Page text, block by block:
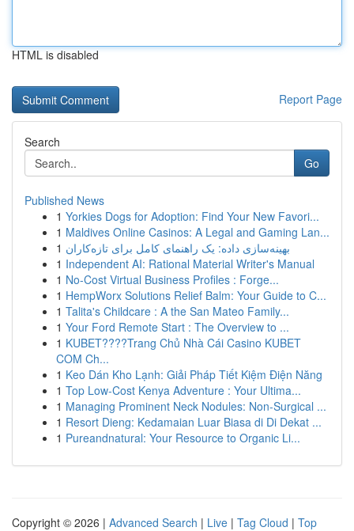
HTML is disabled
Report Page
Search
Go
Published News
1 Yorkies Dogs for Adoption: Find Your New Favori...
1 Maldives Online Casinos: A Legal and Gaming Lan...
1 بهینه‌سازی داده: یک راهنمای کامل برای تازه‌کاران
1 Independent AI: Rational Material Writer's Manual
1 No-Cost Virtual Business Profiles : Forge...
1 HempWorx Solutions Relief Balm: Your Guide to C...
1 Talita's Childcare : A the San Mateo Family...
1 Your Ford Remote Start : The Overview to ...
1 KUBET????️Trang Chủ Nhà Cái Casino KUBET
COM Ch...
1 Keo Dán Kho Lạnh: Giải Pháp Tiết Kiệm Điện Năng
1 Top Low-Cost Kenya Adventure : Your Ultima...
1 Managing Prominent Neck Nodules: Non-Surgical ...
1 Resort Dieng: Kedamaian Luar Biasa di Di Dekat ...
1 Pureandnatural: Your Resource to Organic Li...
Copyright © 2026 | Advanced Search | Live | Tag Cloud | Top